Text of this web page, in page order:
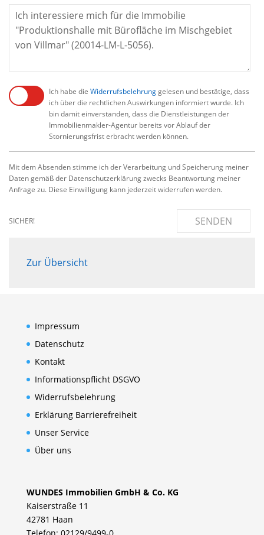
Ich habe die Widerrufsbelehrunggelesen und bestätige, dass
ich über die rechtlichen Auswirkungen informiert wurde. Ich
bin damit einverstanden, dass die Dienstleistungen der
Immobilienmakler-Agentur bereits vor Ablauf der
Stornierungsfrist erbracht werden können.
Mit dem Absenden stimme ich der Verarbeitung und Speicherung meiner
Daten gemäß der Datenschutzerklärung zwecks Beantwortung meiner
Anfrage zu. Diese Einwilligung kann jederzeit widerrufen werden.
SICHER! SENDEN
Zur Übersicht
Impressum
Datenschutz
Kontakt
Informationspflicht DSGVO
Widerrufsbelehrung
Erklärung Barrierefreiheit
Unser Service
Über uns
WUNDES Immobilien GmbH & Co. KG
Kaiserstraße 11
42781 Haan